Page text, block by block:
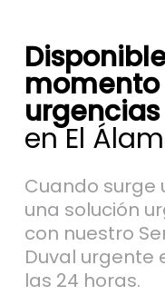
momento
urgencias
en El
Cuando surge
una solución
con nuestro
Duval urgente
las 24 horas.